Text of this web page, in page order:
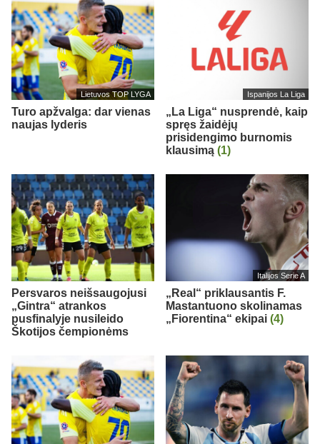
Lietuvos TOP LYGA
Turo apžvalga: dar vienas
naujas lyderis
Ispanijos La Liga
„La Liga“ nusprendė, kaip
spręs žaidėjų
prisidengimo burnomis
klausimą (1)
Persvaros neišsaugojusi
„Gintra“ atrankos
pusfinalyje nusileido
Škotijos čempionėms
Italijos Serie A
„Real“ priklausantis F.
Mastantuono skolinamas
„Fiorentina“ ekipai (4)